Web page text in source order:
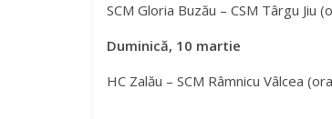
SCM Gloria Buzău – CSM Târgu Jiu
Duminică, 10 martie
HC Zalău – SCM Râmnicu Vâlcea